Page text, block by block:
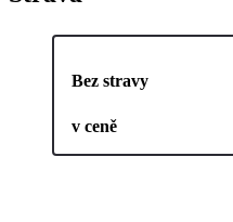
Bez stravy
v ceně